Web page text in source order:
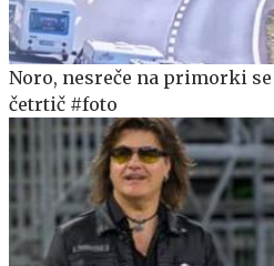
Noro, nesreče na primorki
četrtič #foto